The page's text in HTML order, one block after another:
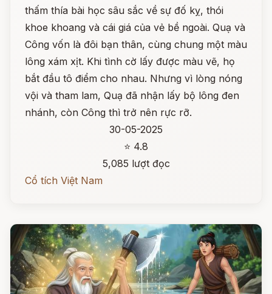
thấm thía bài học sâu sắc về sự đố kỵ, thói
khoe khoang và cái giá của vẻ bề ngoài. Quạ và
Công vốn là đôi bạn thân, cùng chung một màu
lông xám xịt. Khi tình cờ lấy được màu vẽ, họ
bắt đầu tô điểm cho nhau. Nhưng vì lòng nóng
vội và tham lam, Quạ đã nhận lấy bộ lông đen
nhánh, còn Công thì trở nên rực rỡ.
30-05-2025
⭐ 4.8
5,085 lượt đọc
Cổ tích Việt Nam